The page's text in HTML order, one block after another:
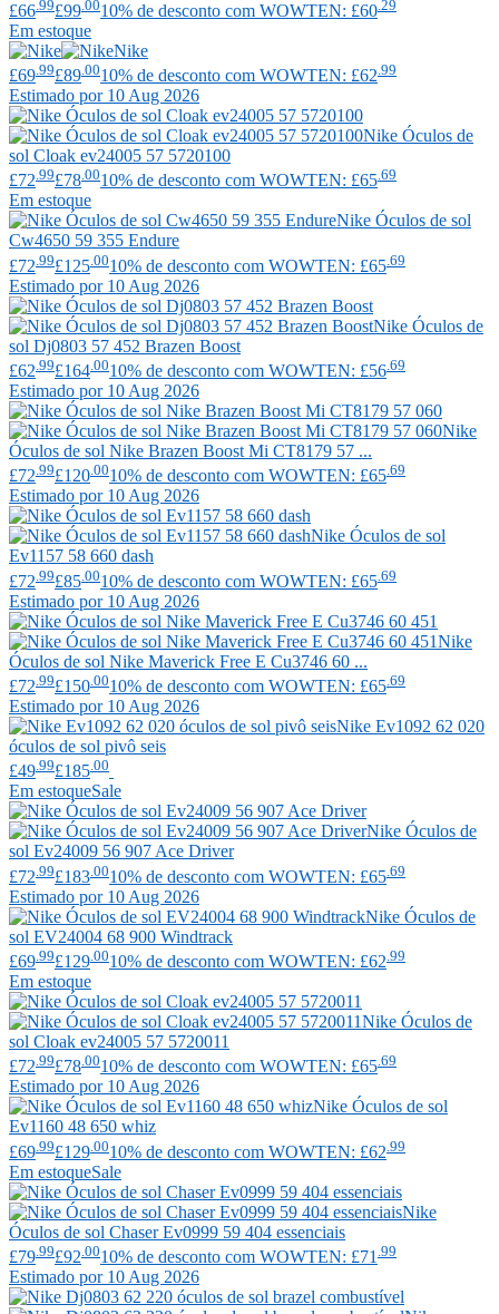
£66 .99£99 .0010% de desconto com WOWTEN: £60 .29
Em estoque
Nike
£69 .99£89 .0010% de desconto com WOWTEN: £62 .99
Estimado por 10 Aug 2026
Nike Óculos de
sol Cloak ev24005 57 5720100
£72.99£78.0010% de desconto com WOWTEN: £65.69
Em estoque
Nike Óculos de sol
Cw4650 59 355 Endure
£72 .99£125 .0010% de desconto com WOWTEN: £65 .69
Estimado por 10 Aug 2026
Nike Óculos de
sol Dj0803 57 452 Brazen Boost
£62 .99£164 .0010% de desconto com WOWTEN: £56 .69
Estimado por 10 Aug 2026
Nike
Óculos de sol Nike Brazen Boost Mi CT8179 57 ...
£72.99£120.0010% de desconto com WOWTEN: £65.69
Estimado por 10 Aug 2026
Nike Óculos de sol
Ev1157 58 660 dash
£72 .99£85 .0010% de desconto com WOWTEN: £65 .69
Estimado por 10 Aug 2026
Nike
Óculos de sol Nike Maverick Free E Cu3746 60 ...
£72 .99£150 .0010% de desconto com WOWTEN: £65 .69
Estimado por 10 Aug 2026
Nike Ev1092 62 020
óculos de sol pivô seis
£49.99£185.00
Em estoqueSale
Nike Óculos de
sol Ev24009 56 907 Ace Driver
£72 .99£183 .0010% de desconto com WOWTEN: £65 .69
Estimado por 10 Aug 2026
Nike Óculos de
sol EV24004 68 900 Windtrack
£69 .99£129 .0010% de desconto com WOWTEN: £62 .99
Em estoque
Nike Óculos de
sol Cloak ev24005 57 5720011
£72.99£78.0010% de desconto com WOWTEN: £65.69
Estimado por 10 Aug 2026
Nike Óculos de sol
Ev1160 48 650 whiz
£69 .99£129 .0010% de desconto com WOWTEN: £62 .99
Em estoqueSale
Nike
Óculos de sol Chaser Ev0999 59 404 essenciais
£79 .99£92 .0010% de desconto com WOWTEN: £71 .99
Estimado por 10 Aug 2026